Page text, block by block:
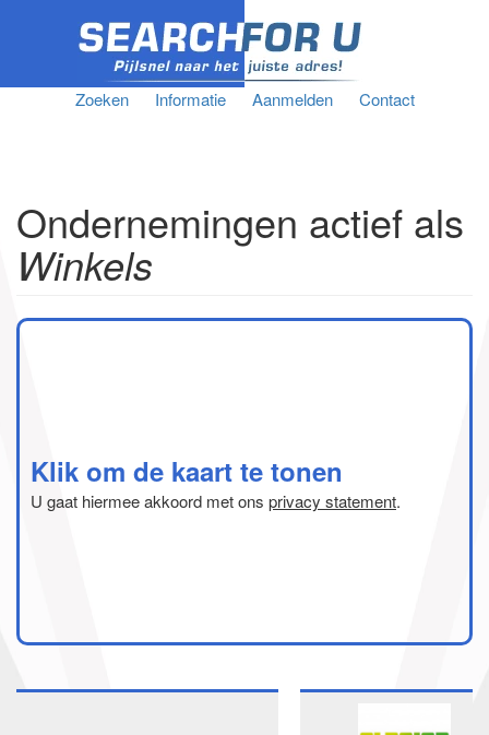
Zoeken Informatie Aanmelden Contact
Ondernemingen actief als
Winkels
Klik om de kaart te tonen
U gaat hiermee akkoord met ons privacy statement.